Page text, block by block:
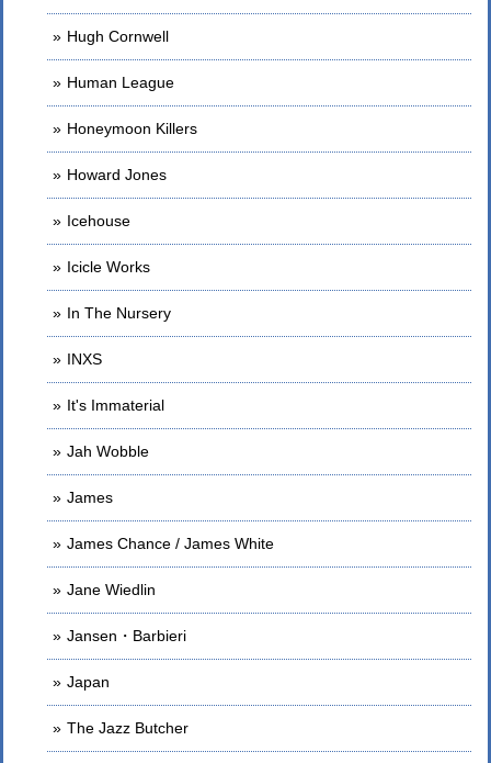
Hugh Cornwell
Human League
Honeymoon Killers
Howard Jones
Icehouse
Icicle Works
In The Nursery
INXS
It's Immaterial
Jah Wobble
James
James Chance / James White
Jane Wiedlin
Jansen・Barbieri
Japan
The Jazz Butcher